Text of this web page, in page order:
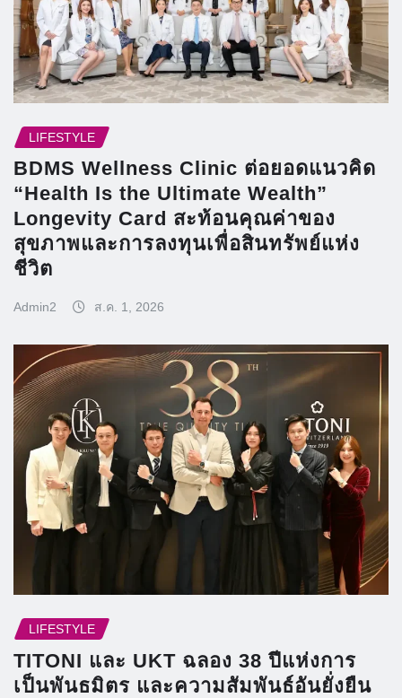
LIFESTYLE
BDMS Wellness Clinic ต่อยอดแนวคิด
“Health Is the Ultimate Wealth”
Longevity Card สะท้อนคุณค่าของ
สุขภาพและการลงทุนเพื่อสินทรัพย์แห่ง
ชีวิต
Admin2 ส.ค. 1, 2026
LIFESTYLE
TITONI และ UKT ฉลอง 38 ปีแห่งการ
เป็นพันธมิตร และความสัมพันธ์อันยั่งยืน